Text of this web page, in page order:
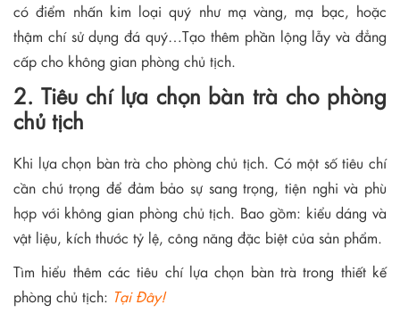
có điểm nhấn kim loại quý như mạ vàng, mạ bạc, hoặc
thậm chí sử dụng đá quý…Tạo thêm phần lộng lẫy và đẳng
cấp cho không gian phòng chủ tịch.
2. Tiêu chí lựa chọn bàn trà cho phòng
chủ tịch
Khi lựa chọn bàn trà cho phòng chủ tịch. Có một số tiêu chí
cần chú trọng để đảm bảo sự sang trọng, tiện nghi và phù
hợp với không gian phòng chủ tịch. Bao gồm: kiểu dáng và
vật liệu, kích thước tỷ lệ, công năng đặc biệt của sản phẩm.
Tìm hiểu thêm các tiêu chí lựa chọn bàn trà trong thiết kế
phòng chủ tịch: Tại Đây!